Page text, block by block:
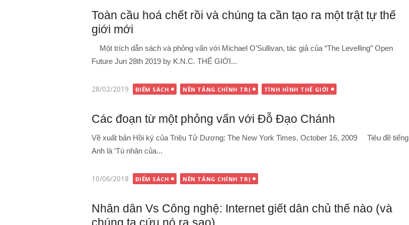
Toàn cầu hoá chết rồi và chúng ta cần tạo ra một trật tự thế
giới mới
Một trích dẫn sách và phỏng vấn với Michael O’Sullivan, tác giả của “The Levelling” Open
Future Jun 28th 2019 by K.N.C. THẾ GIỚI...
Đăng
28/02/2019 ĐIỂM SÁCH NỀN TẢNG CHÍNH TRỊ TÌNH HÌNH THẾ GIỚI
Các đoạn từ một phỏng vấn với Đỗ Đạo Chánh
Về xuất bản Hồi ký của Triệu Tử Dương: The New York Times, October 16, 2009 Tiêu đề tiếng
Anh là ‘Tù nhân của...
Đăng
10/06/2018 ĐIỂM SÁCH NỀN TẢNG CHÍNH TRỊ
Nhân dân Vs Công nghệ: Internet giết dân chủ thế nào (và